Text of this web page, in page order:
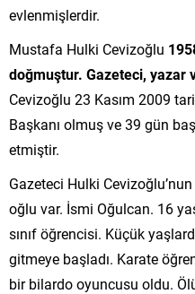
evlenmişlerdir.
Mustafa Hulki Cevizoğlu
doğmuştur. Gazeteci, yazar
Cevizoğlu 23 Kasım 2009
Başkanı olmuş ve 39 gün
etmiştir.
Gazeteci Hulki
oğlu var. İsmi Oğulcan. 16
sınıf öğrencisi. Küçük
gitmeye başladı. Karate
bir bilardo oyuncusu oldu.